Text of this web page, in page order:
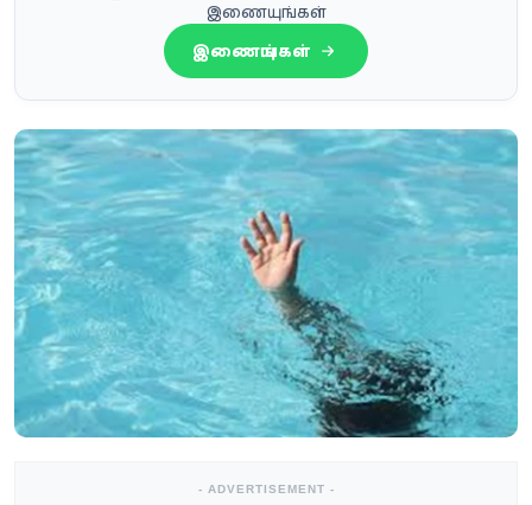
இணையுங்கள்
இணையுங்கள்
- ADVERTISEMENT -